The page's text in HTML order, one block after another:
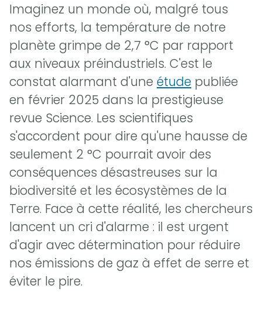
Imaginez un monde où, malgré tous
nos efforts, la température de notre
planète grimpe de 2,7 °C par rapport
aux niveaux préindustriels. C'est le
constat alarmant d'une étude publiée
en février 2025 dans la prestigieuse
revue Science. Les scientifiques
s'accordent pour dire qu'une hausse de
seulement 2 °C pourrait avoir des
conséquences désastreuses sur la
biodiversité et les écosystèmes de la
Terre. Face à cette réalité, les chercheurs
lancent un cri d'alarme : il est urgent
d'agir avec détermination pour réduire
nos émissions de gaz à effet de serre et
éviter le pire.